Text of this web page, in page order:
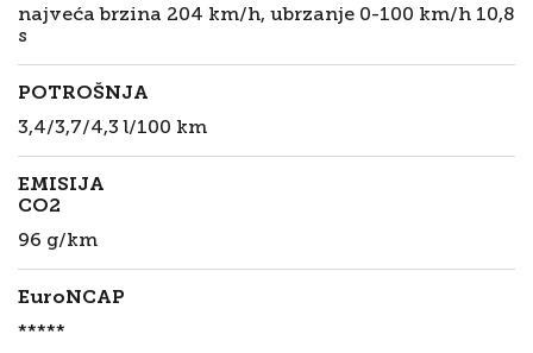
najveća brzina 204 km/h, ubrzanje 0-100 km/h 10,8
s
POTROŠNJA
3,4/3,7/4,3 l/100 km
EMISIJA
CO2
96 g/km
EuroNCAP
*****